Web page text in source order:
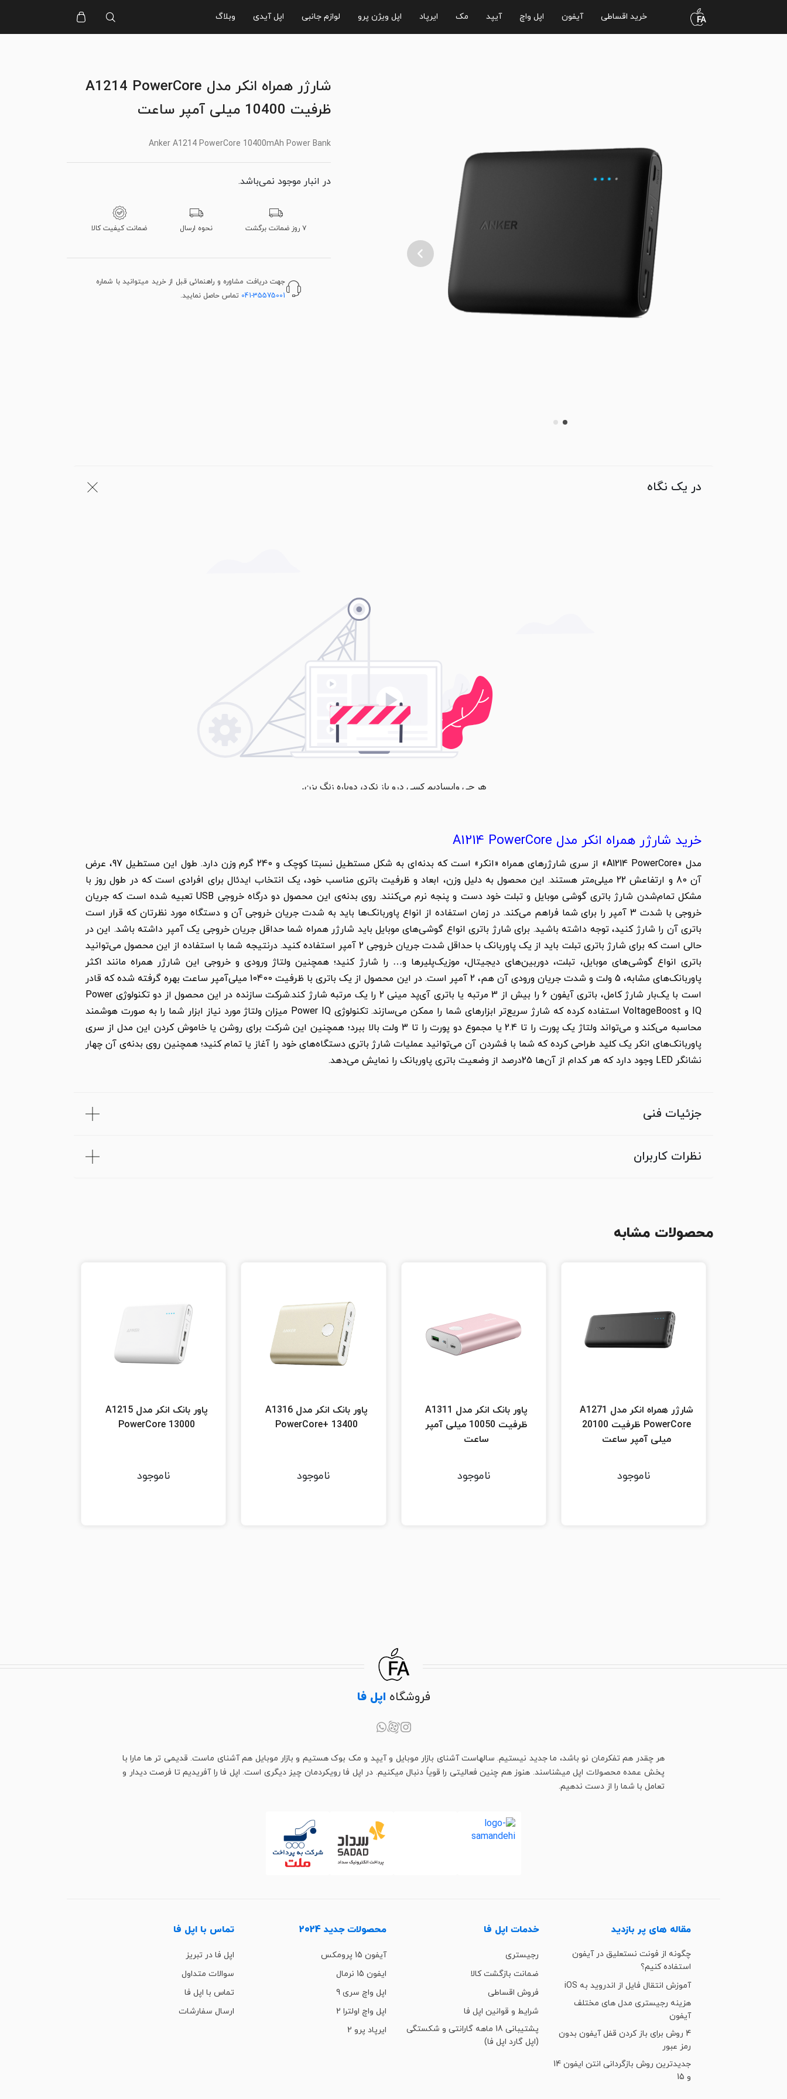
خرید اقساطی آیفون اپل واچ آیپد مک ایرپاد اپل ویژن پرو لوازم جانبی اپل آیدی وبلاگ
شارژر همراه انکر مدل A1214 PowerCore
ظرفیت 10400 میلی آمپر ساعت
Anker A1214 PowerCore 10400mAh Power Bank
در انبار موجود نمی‌باشد.
۷ روز ضمانت برگشت نحوه ارسال ضمانت کیفیت کالا
جهت دریافت مشاوره و راهنمائی قبل از خرید میتوانید با شماره
041-35575001 تماس حاصل نمایید.
در یک نگاه
خرید شارژر همراه انکر مدل A1214 PowerCore
مدل «A1214 PowerCore» از سری شارژرهای همراه «انکر» است که بدنه‌ای به شکل مستطیل نسبتا کوچک و 240 گرم وزن دارد. طول این مستطیل 97، عرض
آن 80 و ارتفاعش 22 میلی‌متر هستند. این محصول به دلیل وزن، ابعاد و ظرفیت باتری مناسب خود، یک انتخاب ایدئال برای افرادی است که در طول روز با
مشکل تمام‌شدن شارژ باتری گوشی موبایل و تبلت خود دست و پنجه نرم می‌کنند. روی بدنه‌ی این محصول دو درگاه خروجی USB تعبیه شده است که جریان
خروجی با شدت 3 آمپر را برای شما فراهم می‌کند. در زمان استفاده از انواع پاوربانک‌ها باید به شدت جریان خروجی آن‌ و دستگاه مورد نظرتان که قرار است
باتری آن را شارژ کنید، توجه داشته باشید. برای شارژ باتری انواع گوشی‌های موبایل باید شارژر همراه شما حداقل جریان خروجی یک آمپر داشته باشد. این در
حالی است که برای شارژ باتری تبلت باید از یک پاوربانک با حداقل شدت جریان خروجی 2 آمپر استفاده کنید. درنتیجه شما با استفاده از این محصول می‌توانید
باتری انواع گوشی‌های موبایل، تبلت، دوربین‌های دیجیتال، موزیک‌پلیرها و… را شارژ کنید؛ همچنین ولتاژ ورودی و خروجی این شارژر همراه مانند اکثر
پاوربانک‌های مشابه، 5 ولت و شدت جریان ورودی آن هم، 2 آمپر است. در این محصول از یک باتری با ظرفیت 10400 میلی‌آمپر ساعت بهره گرفته شده که قادر
است با یک‌بار شارژ کامل، باتری آیفون 6 را بیش از 3 مرتبه یا باتری آی‌پد مینی 2 را یک مرتبه شارژ کند.شرکت سازنده در این محصول از دو تکنولوژی Power
IQ و VoltageBoost استفاده کرده که شارژ سریع‌تر ابزارهای شما را ممکن می‌سازند. تکنولوژی Power IQ میزان ولتاژ مورد نیاز ابزار شما را به صورت هوشمند
محاسبه می‌کند و می‌تواند ولتاژ یک پورت را تا 2.4 یا مجموع دو پورت را تا 3 ولت بالا ببرد؛ همچنین این شرکت برای روشن یا خاموش کردن این مدل از سری
پاوربانک‌های انکر یک کلید طراحی کرده که شما با فشردن آن می‌توانید عملیات شارژ باتری دستگاه‌های خود را آغاز یا تمام کنید؛ همچنین روی بدنه‌ی آن چهار
نشانگر‌ LED وجود دارد که هر کدام از آن‌ها 25درصد از وضعیت باتری پاوربانک را نمایش می‌دهد.
جزئیات فنی
نظرات کاربران
محصولات مشابه
شارژر همراه انکر مدل A1271
PowerCore ظرفیت 20100
میلی آمپر ساعت
ناموجود
پاور بانک انکر مدل A1311
ظرفیت 10050 میلی آمپر
ساعت
ناموجود
پاور بانک انکر مدل A1316
PowerCore+ 13400
ناموجود
پاور بانک انکر مدل A1215
PowerCore 13000
ناموجود
فروشگاه اپل فا
هر چقدر هم تفکرمان نو باشد، ما جدید نیستیم. سالهاست آشنای بازار موبایل و آیپد و مک بوک هستیم و بازار موبایل هم آشنای ماست. قدیمی تر ها مارا با
پخش عمده محصولات اپل میشناسند. هنوز هم چنین فعالیتی را قویاً دنبال میکنیم. در اپل فا رویکردمان چیز دیگری است. اپل فا را آفریدیم تا فرصت دیدار و
تعامل با شما را از دست ندهیم.
مقاله های پر بازدید
چگونه از فونت نستعلیق در آیفون
استفاده کنیم؟
آموزش انتقال فایل از اندروید به iOS
هزینه رجیستری مدل های مختلف
آیفون
4 روش برای باز کردن قفل آیفون بدون
رمز عبور
جدیدترین روش بازگردانی انتن ایفون 14
و 15
خدمات اپل فا
رجیستری
ضمانت بازگشت کالا
فروش اقساطی
شرایط و قوانین اپل فا
پشتیبانی 18 ماهه گارانتی و شکستگی
(اپل گارد اپل فا)
محصولات جدید 2024
آیفون 15 پرومکس
ایفون 15 نرمال
اپل واچ سری 9
اپل واچ اولترا 2
ایرپاد پرو 2
تماس با اپل فا
اپل فا در تبریز
سوالات متداول
تماس با اپل فا
ارسال سفارشات